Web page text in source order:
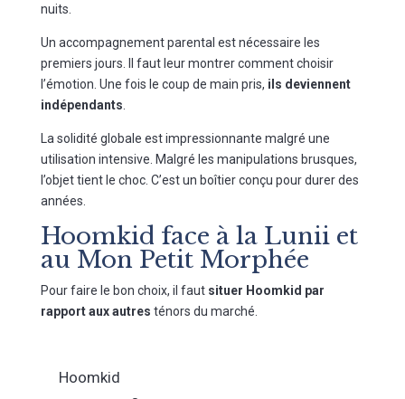
nuits.
Un accompagnement parental est nécessaire les
premiers jours. Il faut leur montrer comment choisir
l’émotion. Une fois le coup de main pris, ils deviennent
indépendants
La solidité globale est impressionnante malgré une
utilisation intensive. Malgré les manipulations brusques,
l’objet tient le choc. C’est un boîtier conçu pour durer des
années.
Hoomkid face à la Lunii et
au Mon Petit Morphée
Pour faire le bon choix, il faut situer Hoomkid par
rapport aux autres ténors du marché.
Hoomkid